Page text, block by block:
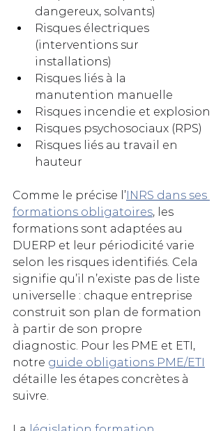
dangereux, solvants)
Risques électriques
(interventions sur
installations)
Risques liés à la
manutention manuelle
Risques incendie et explosion
Risques psychosociaux (RPS)
Risques liés au travail en
hauteur
Comme le précise l’INRS dans ses
formations obligatoires, les
formations sont adaptées au
DUERP et leur périodicité varie
selon les risques identifiés. Cela
signifie qu’il n’existe pas de liste
universelle : chaque entreprise
construit son plan de formation
à partir de son propre
diagnostic. Pour les PME et ETI,
notre guide obligations PME/ETI
détaille les étapes concrètes à
suivre.